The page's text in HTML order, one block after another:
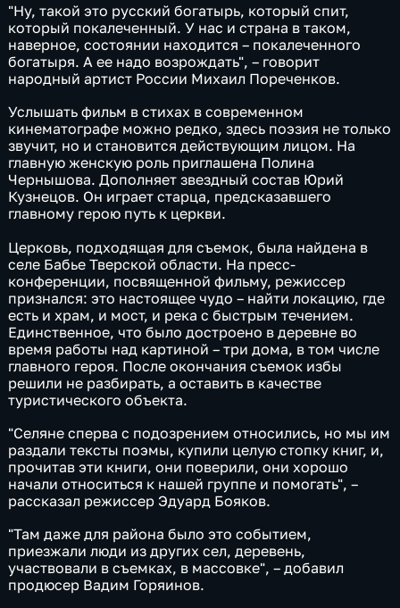
"Ну, такой это русский богатырь, который спит,
который покалеченный. У нас и страна в таком,
наверное, состоянии находится – покалеченного
богатыря. А ее надо возрождать", – говорит
народный артист России Михаил Пореченков.
Услышать фильм в стихах в современном
кинематографе можно редко, здесь поэзия не только
звучит, но и становится действующим лицом. На
главную женскую роль приглашена Полина
Чернышова. Дополняет звездный состав Юрий
Кузнецов. Он играет старца, предсказавшего
главному герою путь к церкви.
Церковь, подходящая для съемок, была найдена в
селе Бабье Тверской области. На пресс-
конференции, посвященной фильму, режиссер
признался: это настоящее чудо – найти локацию, где
есть и храм, и мост, и река с быстрым течением.
Единственное, что было достроено в деревне во
время работы над картиной – три дома, в том числе
главного героя. После окончания съемок избы
решили не разбирать, а оставить в качестве
туристического объекта.
"Селяне сперва с подозрением относились, но мы им
раздали тексты поэмы, купили целую стопку книг, и,
прочитав эти книги, они поверили, они хорошо
начали относиться к нашей группе и помогать", –
рассказал режиссер Эдуард Бояков.
"Там даже для района было это событием,
приезжали люди из других сел, деревень,
участвовали в съемках, в массовке", – добавил
продюсер Вадим Горяинов.